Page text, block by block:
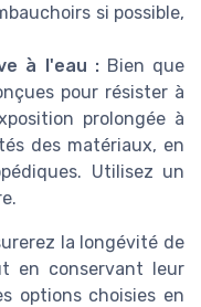
si possible,
à l'eau :Bien que
pour résister à
prolongée à
des matériaux, en
Utilisez un
la longévité de
en conservant leur
options choisies en